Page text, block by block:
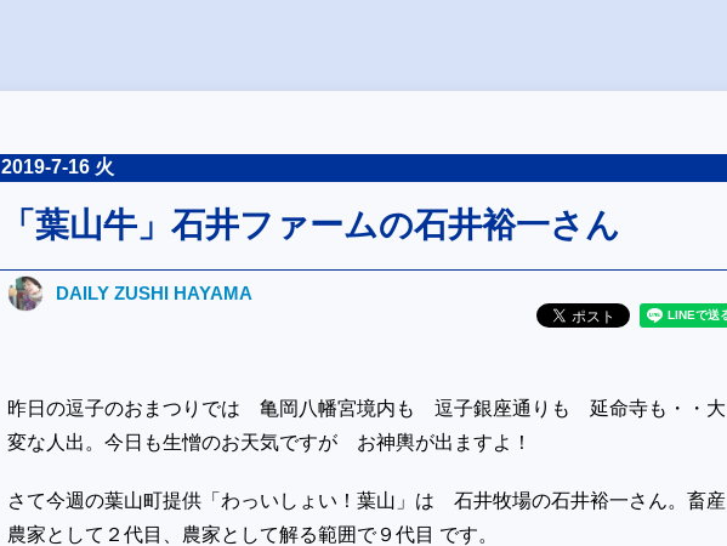
2019-7-16 火
「葉山牛」石井ファームの石井裕一さん
DAILY ZUSHI HAYAMA
昨日の逗子のおまつりでは 亀岡八幡宮境内も 逗子銀座通りも 延命寺も・・大
変な人出。今日も生憎のお天気ですが お神輿が出ますよ！
さて今週の葉山町提供「わっいしょい！葉山」は 石井牧場の石井裕一さん。畜産
農家として２代目、農家として解る範囲で９代目 です。